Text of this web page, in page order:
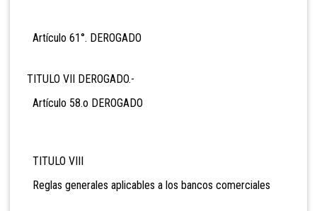
Artículo 61°. DEROGADO
TITULO VII DEROGADO.-
Artículo 58.o DEROGADO
TITULO VIII
Reglas generales aplicables a los bancos comerciales